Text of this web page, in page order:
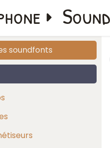
soundfonts